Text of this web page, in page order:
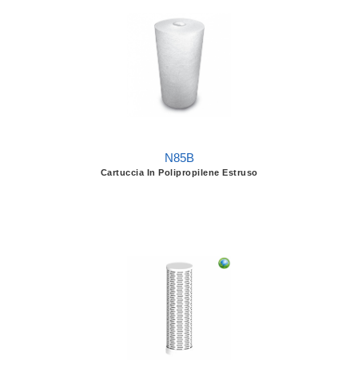
N85B
Cartuccia In Polipropilene Estruso